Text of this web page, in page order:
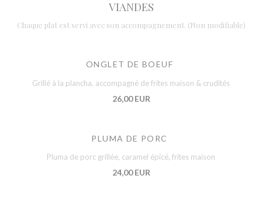
VIANDES
Chaque plat est servi avec son accompagnement. (Non modifiable)
ONGLET DE BOEUF
Grillé à la plancha, accompagné de frites maison & crudités
26,00 EUR
PLUMA DE PORC
Pluma de porc grillée, caramel épicé, frites maison
24,00 EUR